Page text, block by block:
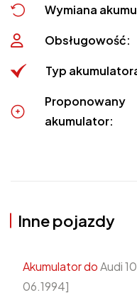
Wymiana
Obsługowość:
Typ
Proponowany
akumulator:
Inne pojazdy
Akumulator doAudi
06.1994]